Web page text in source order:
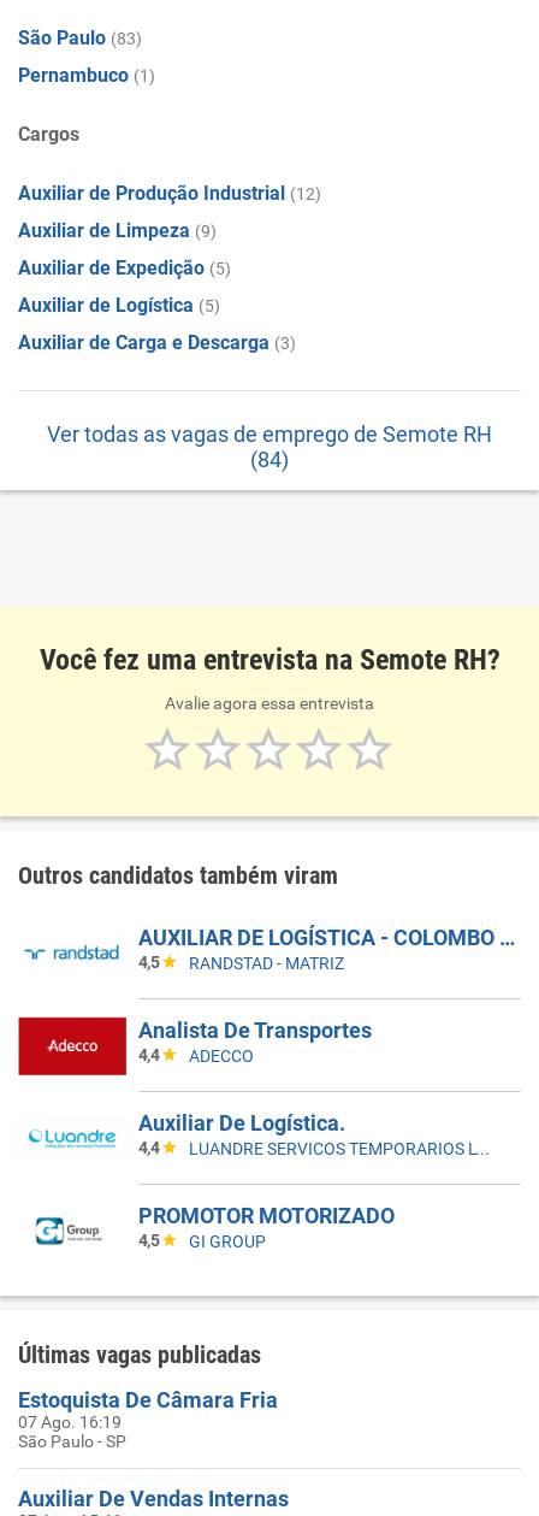
São Paulo (83)
Pernambuco (1)
Cargos
Auxiliar de Produção Industrial (12)
Auxiliar de Limpeza (9)
Auxiliar de Expedição (5)
Auxiliar de Logística (5)
Auxiliar de Carga e Descarga (3)
Ver todas as vagas de emprego de Semote RH
(84)
Você fez uma entrevista na Semote RH?
Avalie agora essa entrevista
Outros candidatos também viram
AUXILIAR DE LOGÍSTICA - COLOMBO - PR
4,5 RANDSTAD - MATRIZ
Analista De Transportes
4,4 ADECCO
Auxiliar De Logística.
4,4 LUANDRE SERVICOS TEMPORARIOS LTDA. (C-I)
PROMOTOR MOTORIZADO
4,5 GI GROUP
Últimas vagas publicadas
Estoquista De Câmara Fria
07 Ago. 16:19
São Paulo - SP
Auxiliar De Vendas Internas